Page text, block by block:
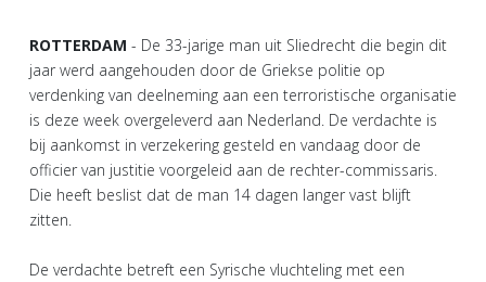
ROTTERDAM - De 33-jarige man uit Sliedrecht die begin dit
jaar werd aangehouden door de Griekse politie op
verdenking van deelneming aan een terroristische organisatie
is deze week overgeleverd aan Nederland. De verdachte is
bij aankomst in verzekering gesteld en vandaag door de
officier van justitie voorgeleid aan de rechter-commissaris.
Die heeft beslist dat de man 14 dagen langer vast blijft
zitten.
De verdachte betreft een Syrische vluchteling met een